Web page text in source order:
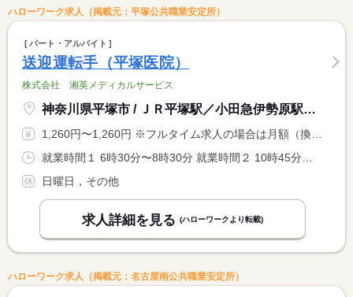
ハローワーク求人（掲載元：平塚公共職業安定所）
パート・アルバイト
送迎運転手（平塚医院）
株式会社 湘英メディカルサービス
神奈川県平塚市 / ＪＲ平塚駅／小田急伊勢原駅からバス 豊田本郷駅バス停下車３分
1,260円〜1,260円 ※フルタイム求人の場合は月額（換算額）、パート求人の場合は時間額を表示しています。
日曜日，その他
求人詳細を見る (ハローワークより転載)
ハローワーク求人（掲載元：名古屋南公共職業安定所）